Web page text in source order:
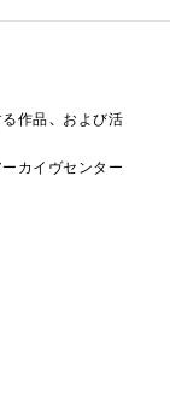
作品、および活
カイヴセンター